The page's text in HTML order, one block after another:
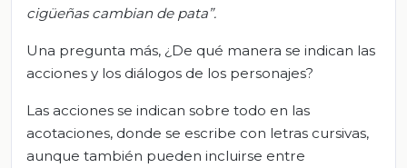
cigüeñas cambian de pata”.
Una pregunta más, ¿De qué manera se indican las
acciones y los diálogos de los personajes?
Las acciones se indican sobre todo en las
acotaciones, donde se escribe con letras cursivas,
aunque también pueden incluirse entre